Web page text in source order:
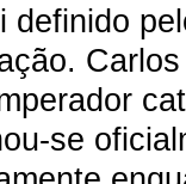
definido
se